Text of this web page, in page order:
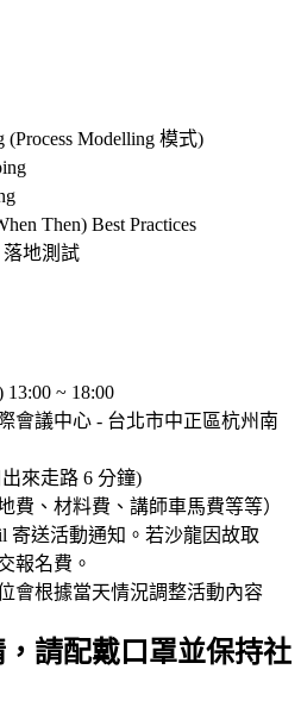
(Process Modelling 模式)
Then) Best Practices
落地測試
13:00 ~ 18:00
會議中心 - 台北市中正區杭州南
來走路 6 分鐘)
費、材料費、講師車馬費等等）
寄送活動通知。若沙龍因故取
報名費。
會根據當天情況調整活動內容
請配戴口罩並保持社